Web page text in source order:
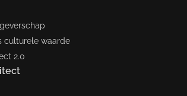
culturele waarde
2.0